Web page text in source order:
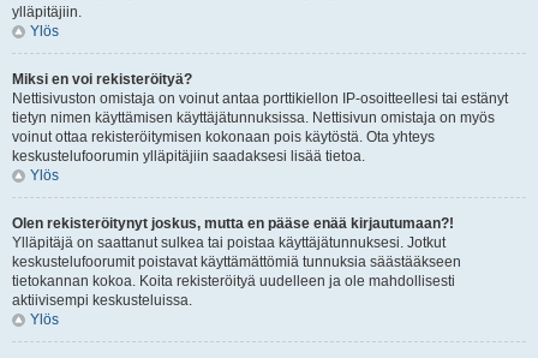
ylläpitäjiin.
Ylös
Miksi en voi rekisteröityä?
Nettisivuston omistaja on voinut antaa porttikiellon IP-osoitteellesi tai estänyt
tietyn nimen käyttämisen käyttäjätunnuksissa. Nettisivun omistaja on myös
voinut ottaa rekisteröitymisen kokonaan pois käytöstä. Ota yhteys
keskustelufoorumin ylläpitäjiin saadaksesi lisää tietoa.
Ylös
Olen rekisteröitynyt joskus, mutta en pääse enää kirjautumaan?!
Ylläpitäjä on saattanut sulkea tai poistaa käyttäjätunnuksesi. Jotkut
keskustelufoorumit poistavat käyttämättömiä tunnuksia säästääkseen
tietokannan kokoa. Koita rekisteröityä uudelleen ja ole mahdollisesti
aktiivisempi keskusteluissa.
Ylös